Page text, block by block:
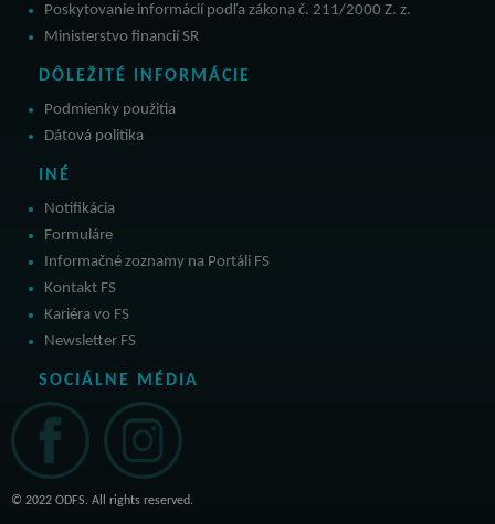
Poskytovanie informácií podľa zákona č. 211/2000 Z. z.
Ministerstvo financií SR
DÔLEŽITÉ INFORMÁCIE
Podmienky použitia
Dátová politika
INÉ
Notifikácia
Formuláre
Informačné zoznamy na Portáli FS
Kontakt FS
Kariéra vo FS
Newsletter FS
SOCIÁLNE MÉDIA
© 2022 ODFS. All rights reserved.